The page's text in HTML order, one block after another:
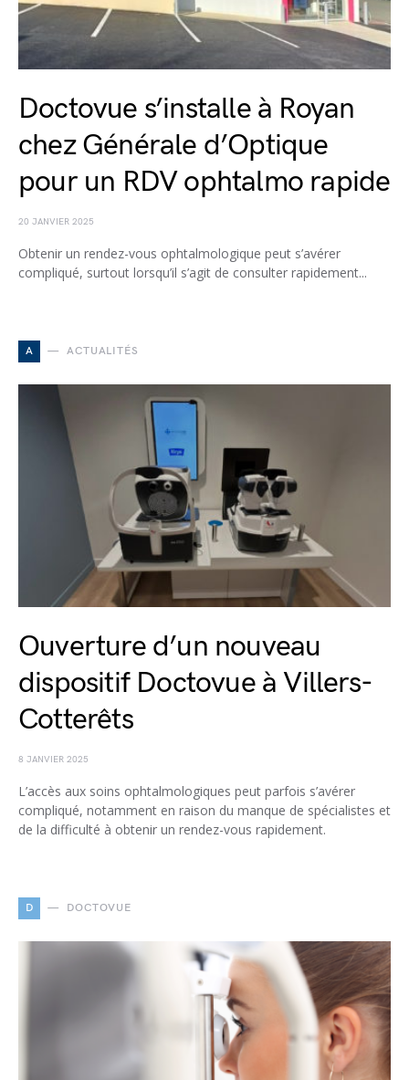
Doctovue s’installe à Royan
chez Générale d’Optique
pour un RDV ophtalmo rapide
20 JANVIER 2025
Obtenir un rendez-vous ophtalmologique peut s’avérer
compliqué, surtout lorsqu’il s’agit de consulter rapidement...
A ACTUALITÉS
Ouverture d’un nouveau
dispositif Doctovue à Villers-
Cotterêts
8 JANVIER 2025
L’accès aux soins ophtalmologiques peut parfois s’avérer
compliqué, notamment en raison du manque de spécialistes et
de la difficulté à obtenir un rendez-vous rapidement.
D DOCTOVUE